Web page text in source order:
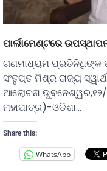
ପାର୍ଲାମେଣ୍ଟରେ
ଗଣମାଧ୍ୟମ ପ୍ରତିନିଧିଙ୍କ
ସଂତୃପ୍ତ ମିଶ୍ର ରାଜ୍ୟ
ଆଲୋଚନା
ମହାପାତ୍ର)-ଓଡିଶା…
Share this:
WhatsApp